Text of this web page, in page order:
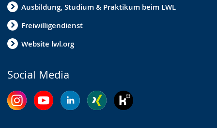
Ausbildung, Studium & Praktikum beim LWL
Freiwilligendienst
Website lwl.org
Social Media